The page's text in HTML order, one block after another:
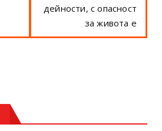
дейности, с опасност
за живота е